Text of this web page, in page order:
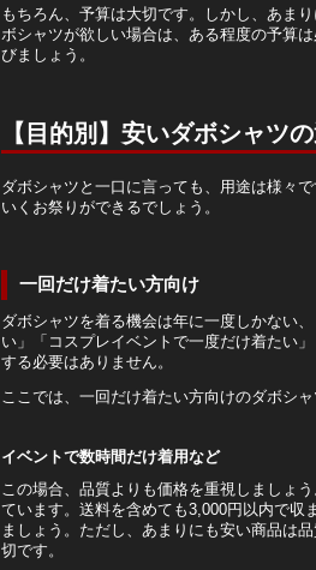
もちろん、予算は大切です。しかし、あま
ボシャツが欲しい場合は、ある程度の予算
びましょう。
【目的別】安いダボシャツ
ダボシャツと一口に言っても、用途は様々
いくお祭りができるでしょう。
一回だけ着たい方向け
ダボシャツを着る機会は年に一度しかない
い」「コスプレイベントで一度だけ着たい
する必要はありません。
ここでは、一回だけ着たい方向けのダボシ
イベントで数時間だけ着用など
この場合、品質よりも価格を重視しましょ
ています。送料を含めても3,000円以内で収
ましょう。ただし、あまりにも安い商品は
切です。